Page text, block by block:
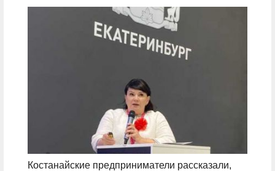
Костанайские предприниматели рассказали,